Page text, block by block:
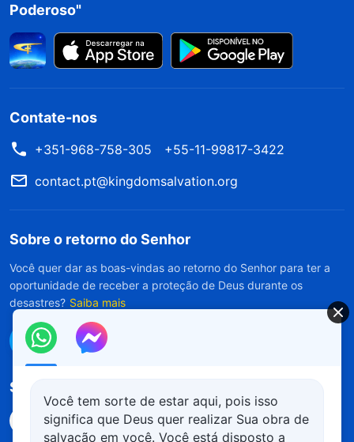
Poderoso"
Contate-nos
+351-968-758-305
+55-11-99817-3422
contact.pt@kingdomsalvation.org
Sobre o retorno do Senhor
Você quer dar as boas-vindas ao retorno do Senhor para ter a
oportunidade de receber a proteção de Deus durante os
desastres? Saiba mais
Conecte-se conosco no Messenger
Siga-nos
Você tem sorte de estar aqui, pois isso
significa que Deus quer realizar Sua obra de
salvação em você. Você está disposto a